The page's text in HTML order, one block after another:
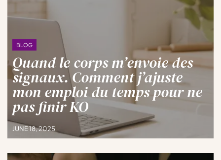
BLOG
Quand le corps m’envoie des
signaux. Comment j’ajuste
mon emploi du temps pour ne
pas finir KO
JUNE 18, 2025